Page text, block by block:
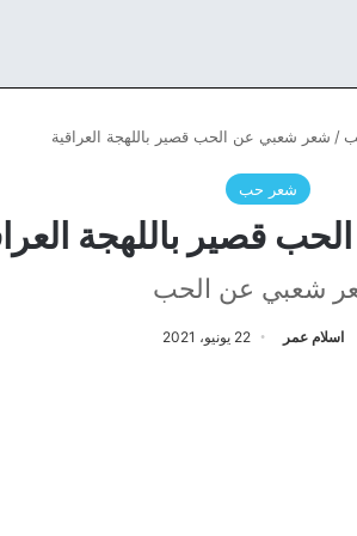
/ شعر شعبي عن الحب قصير باللهجة العراقية
شعر حب
قصير باللهجة
شعبي عن الحب
اسلام عمر 22 يونيو، 2021